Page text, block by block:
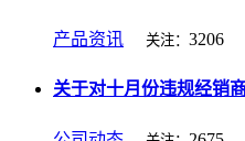
产品资讯 关注： 3206
关于对十月份违规经销